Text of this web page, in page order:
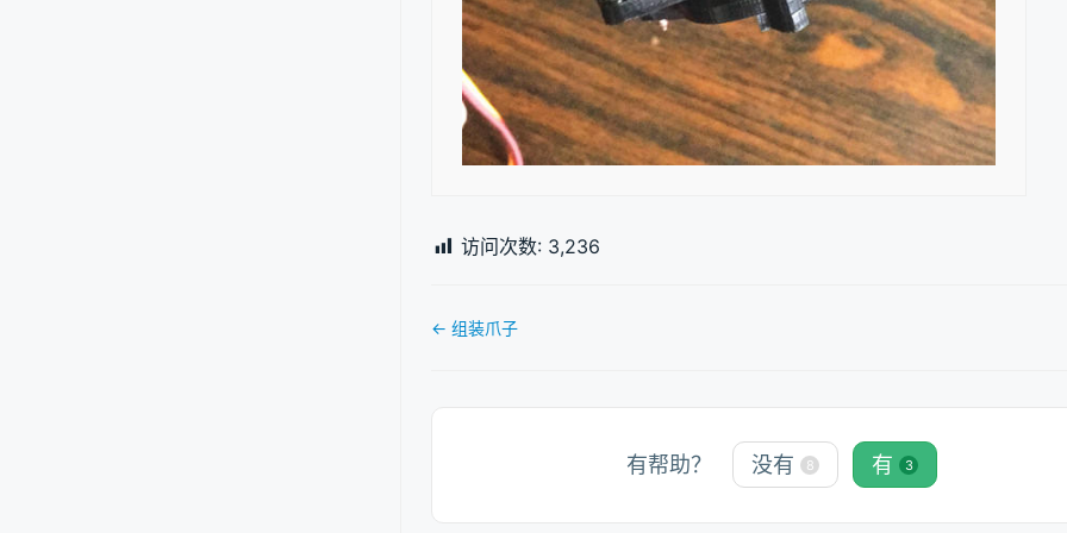
访问次数: 3,236
文
← 组装爪子
有帮助？ 没有 8 有 3